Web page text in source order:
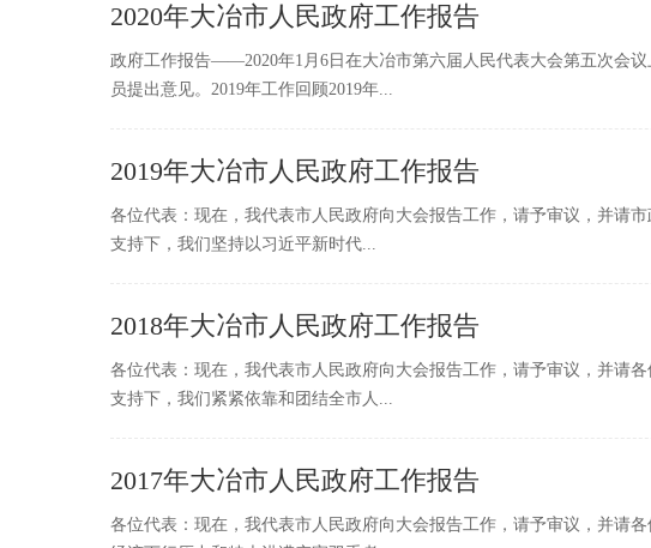
2020年大冶市人民政府工作报告
政府工作报告——2020年1月6日在大冶市第六届人民代表大会第五次会
员提出意见。2019年工作回顾2019年...
2019年大冶市人民政府工作报告
各位代表：现在，我代表市人民政府向大会报告工作，请予审议，并请
支持下，我们坚持以习近平新时代...
2018年大冶市人民政府工作报告
各位代表：现在，我代表市人民政府向大会报告工作，请予审议，并请
支持下，我们紧紧依靠和团结全市人...
2017年大冶市人民政府工作报告
各位代表：现在，我代表市人民政府向大会报告工作，请予审议，并请